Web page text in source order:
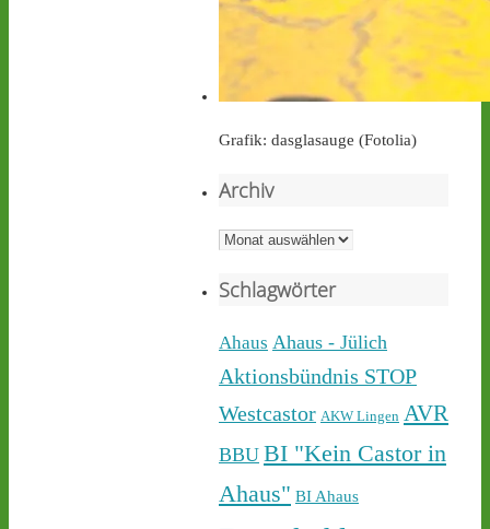
castor-stoppen.de
Ticker – Castor
stoppen!
@castorstoppen.bsky.social
⋅
nach #Ahaus nun rollt,
Protest gegen die
unnötigen & gefährlichen
Atommülltransporte über
NRWs Autobahnen
Mahnwache versammelt -
castor-stoppen.de/ticker/
#atommüll #castor
Grafik: dasglasauge (Fotolia)
Archiv
Archiv
Schlagwörter
Ahaus Ahaus - Jülich
Aktionsbündnis STOP
Westcastor AKW Lingen AVR
BBU BI "Kein Castor in
Ahaus" BI Ahaus